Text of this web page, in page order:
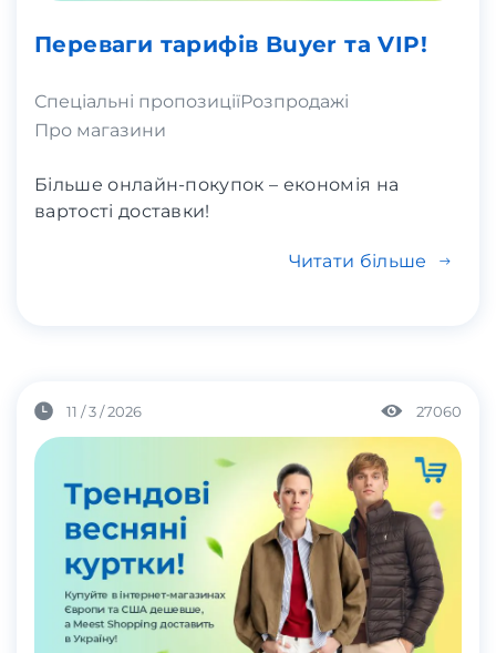
Переваги тарифів Buyer та VIP!
Спеціальні пропозиціїРозпродажі
Про магазини
Більше онлайн-покупок – економія на
вартості доставки!
Читати більше
11 / 3 / 2026 27060